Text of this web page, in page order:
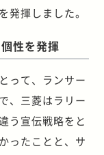
発揮しました。
性を発揮
って、ランサー
、三菱はラリー
う宣伝戦略をと
ったことと、サ